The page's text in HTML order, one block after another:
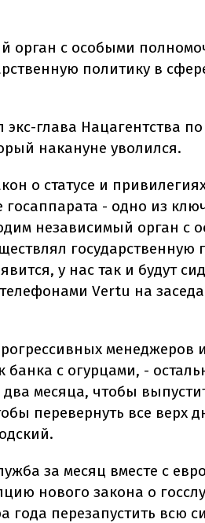
орган с особыми
политику в
экс-глава Нацагентства
накануне уволился.
о статусе и
- одно из
независимый орган с
государственную
у нас так и будут
Vertu на
менеджеров
банка с огурцами, -
месяца, чтобы
перевернуть все верх
за месяц вместе с
нового закона о
перезапустить всю